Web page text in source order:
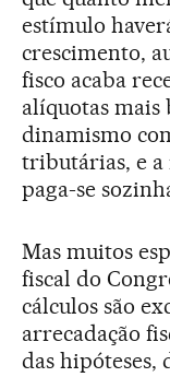
estímulo
crescimento,
fisco acaba
alíquotas mais
dinamismo
tributárias, e a
paga-se
Mas muitos
fiscal do
cálculos são
arrecadação
das